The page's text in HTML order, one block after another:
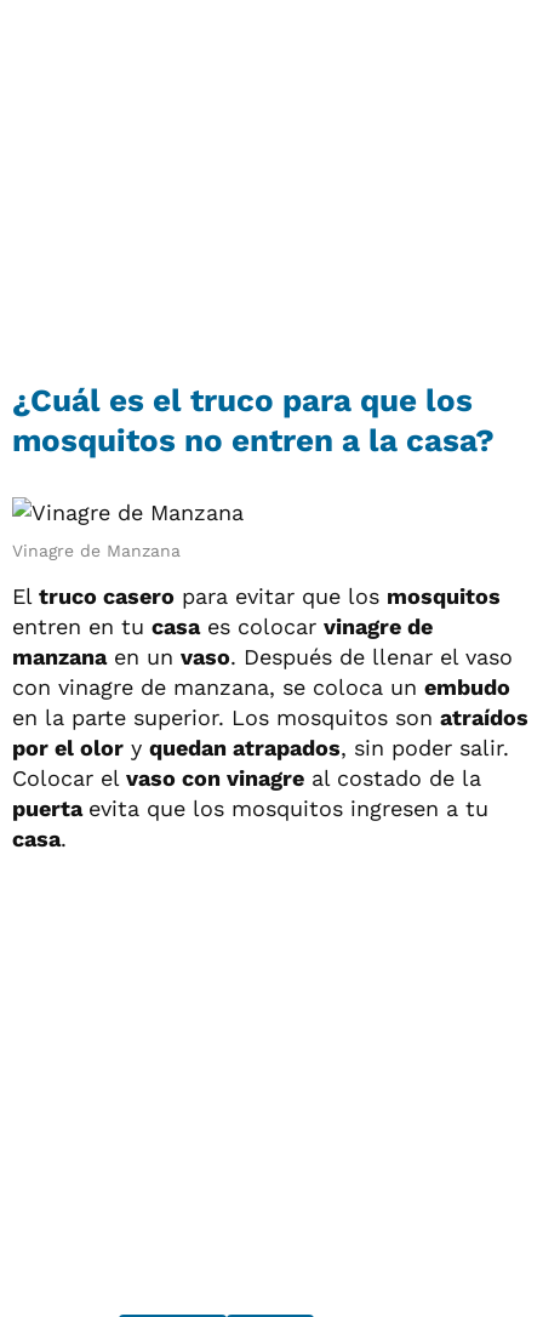
¿Cuál es el truco para que los
mosquitos no entren a la casa?
Vinagre de Manzana
El truco casero para evitar que los mosquitos
entren en tu casaes colocar vinagre de
manzanaen un vaso. Después de llenar el vaso
con vinagre de manzana, se coloca un embudo
en la parte superior. Los mosquitos son atraídos
por el olor y quedan atrapados, sin poder salir.
Colocar el vaso con vinagre al costado de la
puerta evita que los mosquitos ingresen a tu
casa.